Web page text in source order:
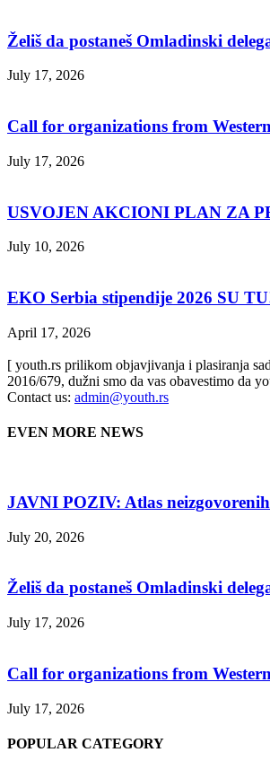
Želiš da postaneš Omladinski
July 17, 2026
Call for organizations from
July 17, 2026
USVOJEN AKCIONI PLAN ZA
July 10, 2026
EKO Serbia stipendije 2026 SU
April 17, 2026
[ youth.rs prilikom objavjivanja i plasiranja
2016/679, dužni smo da vas obavestimo da
Contact us: admin@youth.rs
EVEN MORE NEWS
JAVNI POZIV: Atlas
July 20, 2026
Želiš da postaneš Omladinski
July 17, 2026
Call for organizations from
July 17, 2026
POPULAR CATEGORY